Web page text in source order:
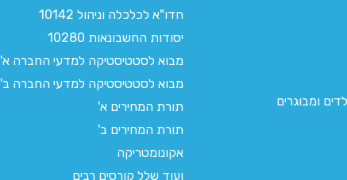
ומבוגרים
חדו"א לכלכלה וניהול 10142
יסודות החשבונאות 10280
מבוא לסטטיסטיקה למדעי החברה א'
מבוא לסטטיסטיקה למדעי החברה ב'
תורת המחירים א'
תורת המחירים ב'
אקונומטריקה
ועוד שלל קורסים רבים